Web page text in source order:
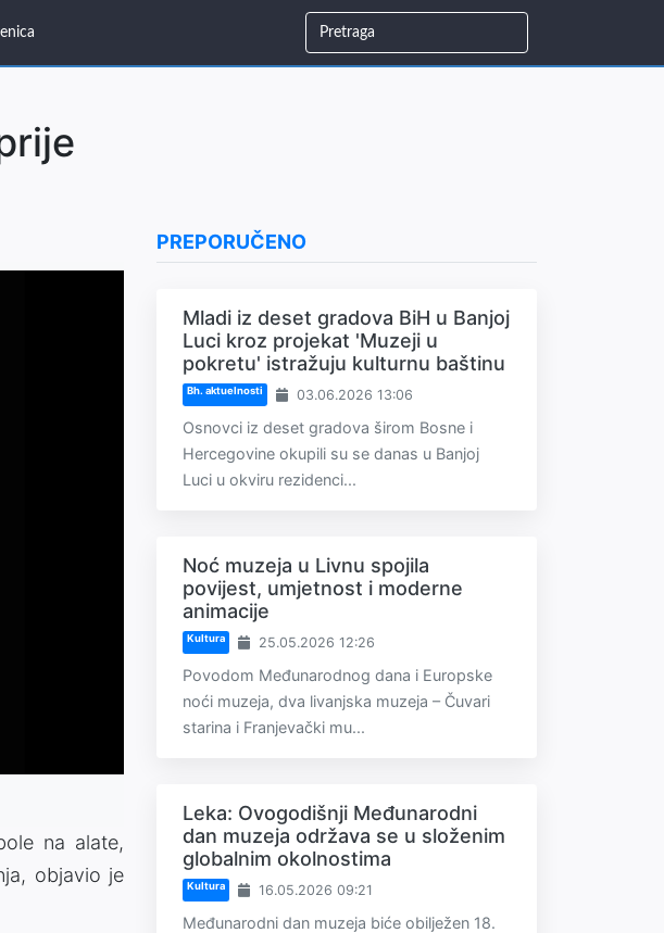
na alate,
objavio je
PREPORUČENO
Mladi iz deset gradova BiH u Banjoj
Luci kroz projekat 'Muzeji u
pokretu' istražuju kulturnu baštinu
Bh. aktuelnosti 03.06.2026 13:06
Osnovci iz deset gradova širom Bosne i
Hercegovine okupili su se danas u Banjoj
Luci u okviru rezidenci...
Noć muzeja u Livnu spojila
povijest, umjetnost i moderne
animacije
Kultura 25.05.2026 12:26
Povodom Međunarodnog dana i Europske
noći muzeja, dva livanjska muzeja – Čuvari
starina i Franjevački mu...
Leka: Ovogodišnji Međunarodni
dan muzeja održava se u složenim
globalnim okolnostima
Kultura 16.05.2026 09:21
Međunarodni dan muzeja biće obilježen 18.